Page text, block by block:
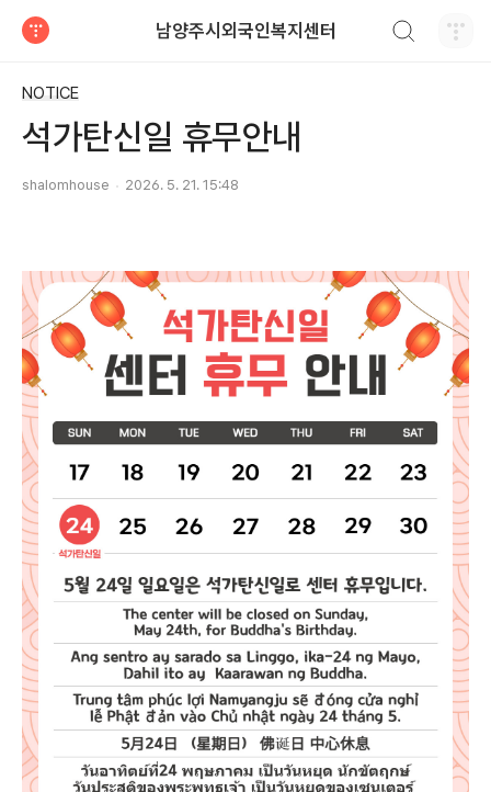
남양주시외국인복지센터
NOTICE
석가탄신일 휴무안내
shalomhouse 2026. 5. 21. 15:48